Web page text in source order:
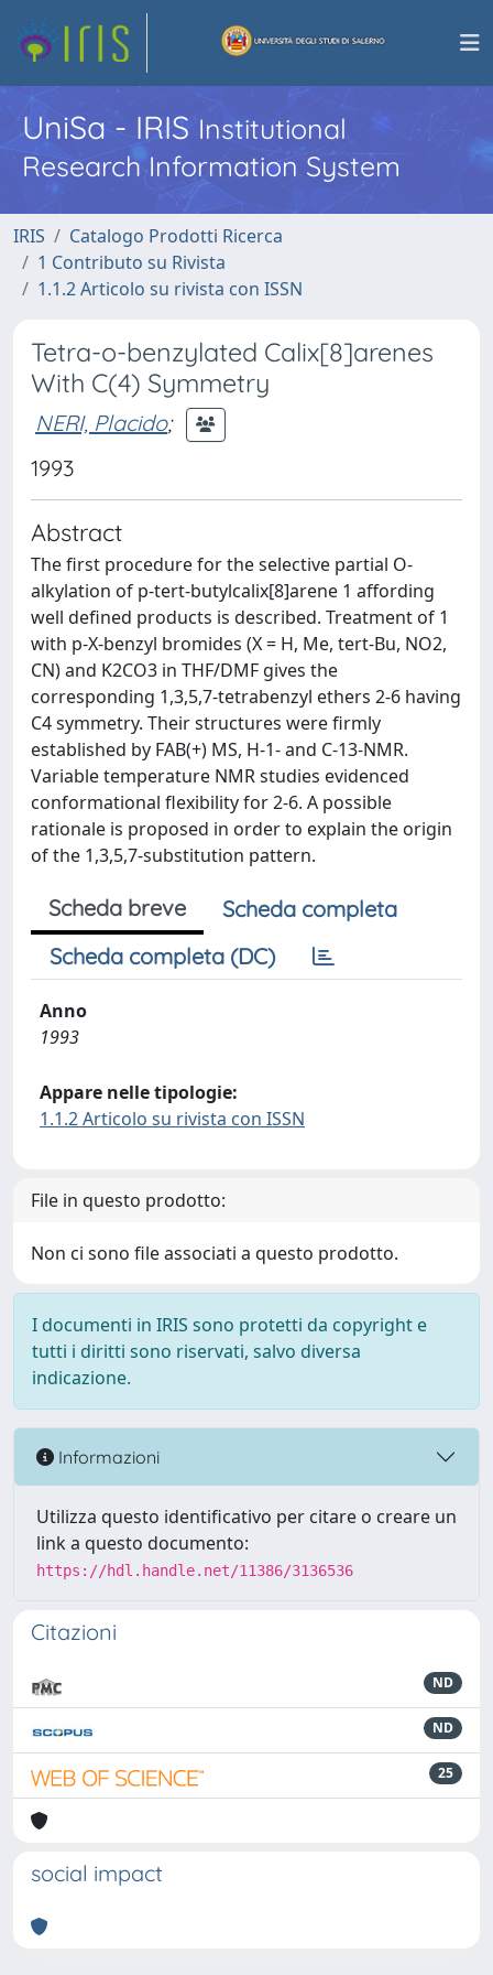
UniSa - IRISInstitutional
Research Information System
IRIS
Catalogo Prodotti Ricerca
1 Contributo su Rivista
1.1.2 Articolo su rivista con ISSN
Tetra-o-benzylated Calix[8]arenes
With C(4) Symmetry
NERI, Placido;
1993
Abstract
The first procedure for the selective partial O-
alkylation of p-tert-butylcalix[8]arene 1 affording
well defined products is described. Treatment of 1
with p-X-benzyl bromides (X = H, Me, tert-Bu, NO2,
CN) and K2CO3 in THF/DMF gives the
corresponding 1,3,5,7-tetrabenzyl ethers 2-6 having
C4 symmetry. Their structures were firmly
established by FAB(+) MS, H-1- and C-13-NMR.
Variable temperature NMR studies evidenced
conformational flexibility for 2-6. A possible
rationale is proposed in order to explain the origin
of the 1,3,5,7-substitution pattern.
Scheda breve
Scheda completa
Scheda completa (DC)
Anno
1993
Appare nelle tipologie:
1.1.2 Articolo su rivista con ISSN
File in questo prodotto:
Non ci sono file associati a questo prodotto.
I documenti in IRIS sono protetti da copyright e
tutti i diritti sono riservati, salvo diversa
indicazione.
Informazioni
Utilizza questo identificativo per citare o creare un
link a questo documento:
https://hdl.handle.net/11386/3136536
Citazioni
ND
ND
25
social impact